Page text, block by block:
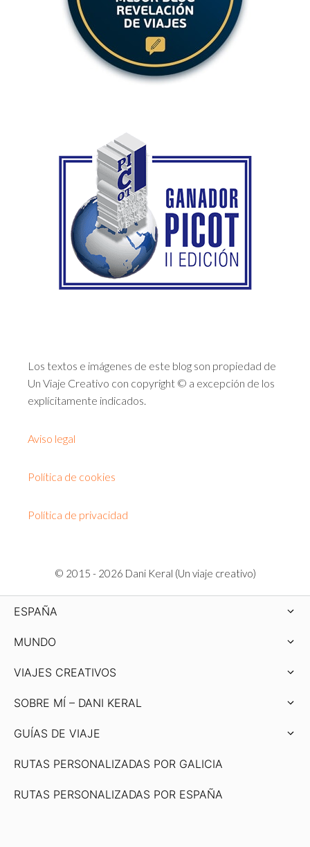
Los textos e imágenes de este blog son propiedad de
Un Viaje Creativo con copyright © a excepción de los
explícitamente indicados.
Aviso legal
Política de cookies
Política de privacidad
© 2015 - 2026 Dani Keral (Un viaje creativo)
ESPAÑA
MUNDO
VIAJES CREATIVOS
SOBRE MÍ – DANI KERAL
GUÍAS DE VIAJE
RUTAS PERSONALIZADAS POR GALICIA
RUTAS PERSONALIZADAS POR ESPAÑA